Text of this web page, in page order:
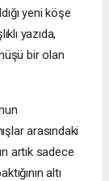
yeni köşe
yazıda,
bir olan
arasındaki
artık sadece
altı